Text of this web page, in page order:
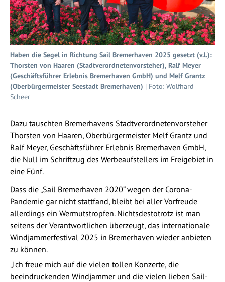
Haben die Segel in Richtung Sail Bremerhaven 2025 gesetzt (v.l.):
Thorsten von Haaren (Stadtverordnetenvorsteher), Ralf Meyer
(Geschäftsführer Erlebnis Bremerhaven GmbH) und Melf Grantz
(Oberbürgermeister Seestadt Bremerhaven) | Foto: Wolfhard
Scheer
Dazu tauschten Bremerhavens Stadtverordnetenvorsteher
Thorsten von Haaren, Oberbürgermeister Melf Grantz und
Ralf Meyer, Geschäftsführer Erlebnis Bremerhaven GmbH,
die Null im Schriftzug des Werbeaufstellers im Freigebiet in
eine Fünf.
Dass die „Sail Bremerhaven 2020“ wegen der Corona-
Pandemie gar nicht stattfand, bleibt bei aller Vorfreude
allerdings ein Wermutstropfen. Nichtsdestotrotz ist man
seitens der Verantwortlichen überzeugt, das internationale
Windjammerfestival 2025 in Bremerhaven wieder anbieten
zu können.
„Ich freue mich auf die vielen tollen Konzerte, die
beeindruckenden Windjammer und die vielen lieben Sail-